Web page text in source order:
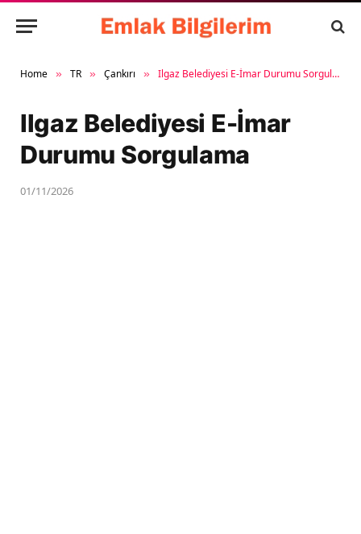
Home » TR » Çankırı » Ilgaz Belediyesi E-İmar Durumu Sorgulama
Ilgaz Belediyesi E-İmar
Durumu Sorgulama
01/11/2026